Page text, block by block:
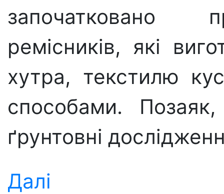
започатковано
ремісників, які
хутра, текстилю
способами.
ґрунтовні
Далі